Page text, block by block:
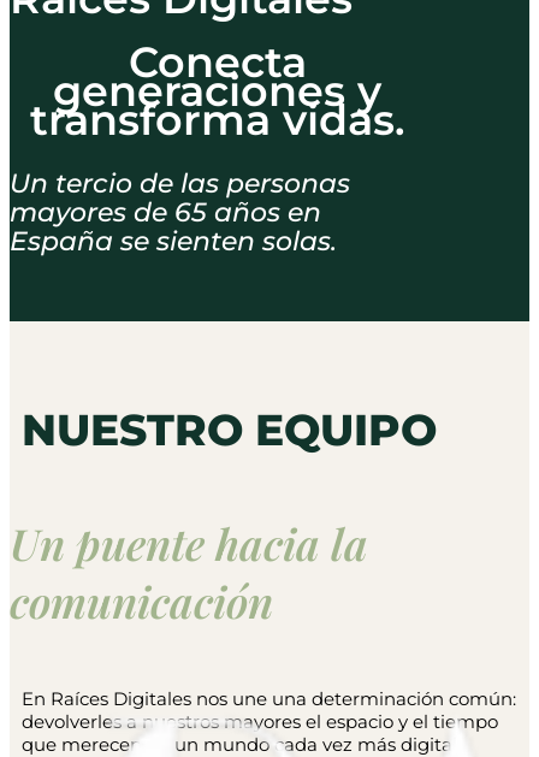
Conecta
generaciones y
transforma vidas.
Un tercio de las personas
mayores de 65 años en
España se sienten solas.
NUESTRO EQUIPO
Un puente hacia la
comunicación
En Raíces Digitales nos une una determinación común:
devolverles a nuestros mayores el espacio y el tiempo
que merecen en un mundo cada vez más digital.